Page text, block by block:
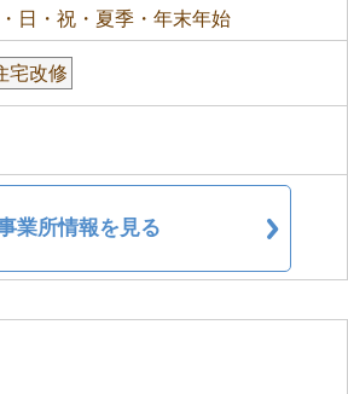
日・祝・夏季・年末年始
宅改修
業所情報を見る